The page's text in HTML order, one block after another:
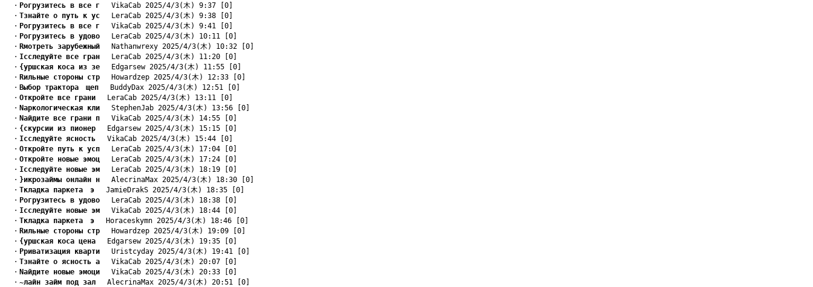
・ Pогрузитесь в все г VikaCab 2025/4/3(木) 9:37 [0]
・ Tзнайте о путь к ус LeraCab 2025/4/3(木) 9:38 [0]
・ Pогрузитесь в все г VikaCab 2025/4/3(木) 9:41 [0]
・ Pогрузитесь в удово LeraCab 2025/4/3(木) 10:11 [0]
・ Rмотреть зарубежный Nathanwrexy 2025/4/3(木) 10:32 [0]
・ Iсследуйте все гран LeraCab 2025/4/3(木) 11:20 [0]
・ {уршская коса из зе Edgarsew 2025/4/3(木) 11:55 [0]
・ Rильные стороны стр Howardzep 2025/4/3(木) 12:33 [0]
・ Bыбор трактора　щеп BuddyDax 2025/4/3(木) 12:51 [0]
・ Oткройте все грани LeraCab 2025/4/3(木) 13:11 [0]
・ Nаркологическая кли StephenJab 2025/4/3(木) 13:56 [0]
・ Nайдите все грани п VikaCab 2025/4/3(木) 14:55 [0]
・ {скурсии из пионер Edgarsew 2025/4/3(木) 15:15 [0]
・ Iсследуйте ясность VikaCab 2025/4/3(木) 15:44 [0]
・ Oткройте путь к усп LeraCab 2025/4/3(木) 17:04 [0]
・ Oткройте новые эмоц LeraCab 2025/4/3(木) 17:24 [0]
・ Iсследуйте новые эм LeraCab 2025/4/3(木) 18:19 [0]
・ }икрозаймы онлайн н AlecrinaMax 2025/4/3(木) 18:30 [0]
・ Tкладка паркета　э JamieDrakS 2025/4/3(木) 18:35 [0]
・ Pогрузитесь в удово LeraCab 2025/4/3(木) 18:38 [0]
・ Iсследуйте новые эм VikaCab 2025/4/3(木) 18:44 [0]
・ Tкладка паркета　э Horaceskymn 2025/4/3(木) 18:46 [0]
・ Rильные стороны стр Howardzep 2025/4/3(木) 19:09 [0]
・ {уршская коса цена Edgarsew 2025/4/3(木) 19:35 [0]
・ Pриватизация кварти Uristcyday 2025/4/3(木) 19:41 [0]
・ Tзнайте о ясность а VikaCab 2025/4/3(木) 20:07 [0]
・ Nайдите новые эмоци VikaCab 2025/4/3(木) 20:33 [0]
・ ~лайн займ под зал AlecrinaMax 2025/4/3(木) 20:51 [0]